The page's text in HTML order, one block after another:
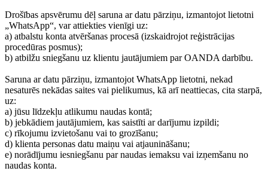
Drošības apsvērumu dēļ saruna ar datu pārziņu, izmantojot lietotni
„WhatsApp“, var attiekties vienīgi uz:
a) atbalstu konta atvēršanas procesā (izskaidrojot reģistrācijas
procedūras posmus);
b) atbilžu sniegšanu uz klientu jautājumiem par OANDA darbību.
Saruna ar datu pārziņu, izmantojot WhatsApp lietotni, nekad
nesaturēs nekādas saites vai pielikumus, kā arī neattiecas, cita starpā,
uz:
a) jūsu līdzekļu atlikumu naudas kontā;
b) jebkādiem jautājumiem, kas saistīti ar darījumu izpildi;
c) rīkojumu izvietošanu vai to grozīšanu;
d) klienta personas datu maiņu vai atjaunināšanu;
e) norādījumu iesniegšanu par naudas iemaksu vai izņemšanu no
naudas konta.